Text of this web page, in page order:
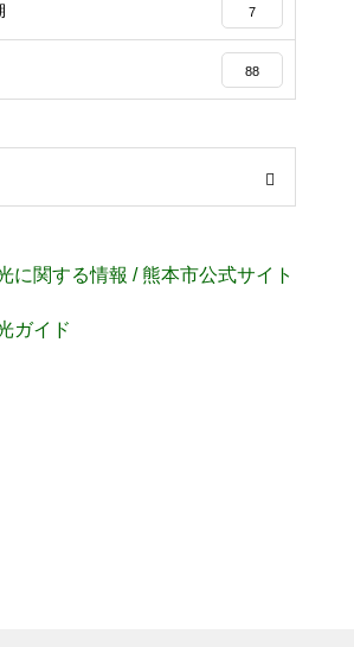
7
88
に関する情報 / 熊本市公式サイト
ガイド